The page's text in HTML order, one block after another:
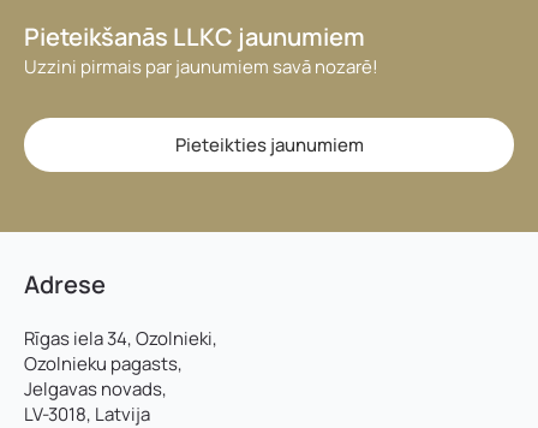
Pieteikšanās LLKC jaunumiem
Uzzini pirmais par jaunumiem savā nozarē!
Pieteikties jaunumiem
Adrese
Rīgas iela 34, Ozolnieki,
Ozolnieku pagasts,
Jelgavas novads,
LV-3018, Latvija